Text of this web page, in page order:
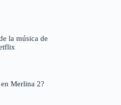
la música de
Merlina 2?